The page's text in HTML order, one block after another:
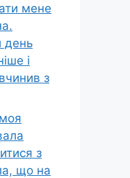
мене
день
і
з
з
що на